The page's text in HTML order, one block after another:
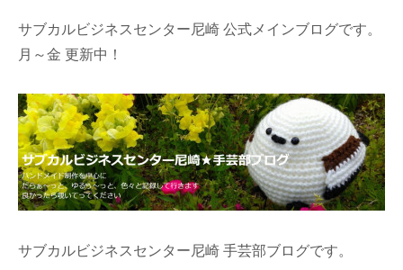
サブカルビジネスセンター尼崎 公式メインブログです。
月～金 更新中！
サブカルビジネスセンター尼崎 手芸部ブログです。